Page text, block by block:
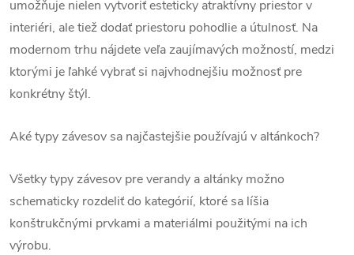
umožňuje nielen vytvoriť esteticky atraktívny priestor v
interiéri, ale tiež dodať priestoru pohodlie a útulnosť. Na
modernom trhu nájdete veľa zaujímavých možností, medzi
ktorými je ľahké vybrať si najvhodnejšiu možnosť pre
konkrétny štýl.
Aké typy závesov sa najčastejšie používajú v altánkoch?
Všetky typy závesov pre verandy a altánky možno
schematicky rozdeliť do kategórií, ktoré sa líšia
konštrukčnými prvkami a materiálmi použitými na ich
výrobu.